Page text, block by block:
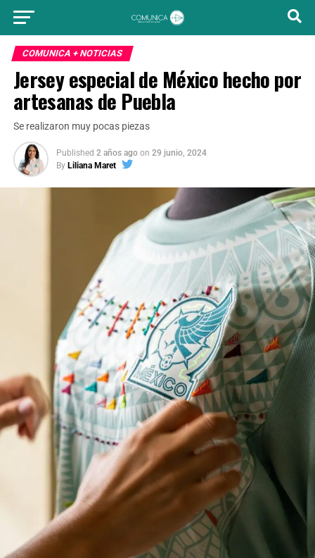
COMUNICA + NOTICIAS
Jersey especial de México hecho por
artesanas de Puebla
Se realizaron muy pocas piezas
Published 2 años ago on 29 junio, 2024
By Liliana Maret